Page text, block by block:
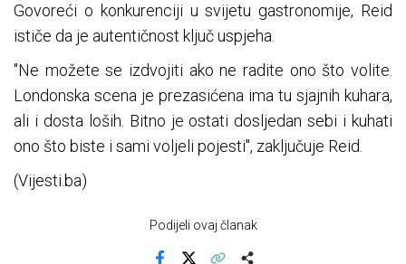
Govoreći o konkurenciji u svijetu gastronomije, Reid
ističe da je autentičnost ključ uspjeha.
"Ne možete se izdvojiti ako ne radite ono što volite.
Londonska scena je prezasićena ima tu sjajnih kuhara,
ali i dosta loših. Bitno je ostati dosljedan sebi i kuhati
ono što biste i sami voljeli pojesti", zaključuje Reid.
(Vijesti.ba)
Podijeli ovaj članak